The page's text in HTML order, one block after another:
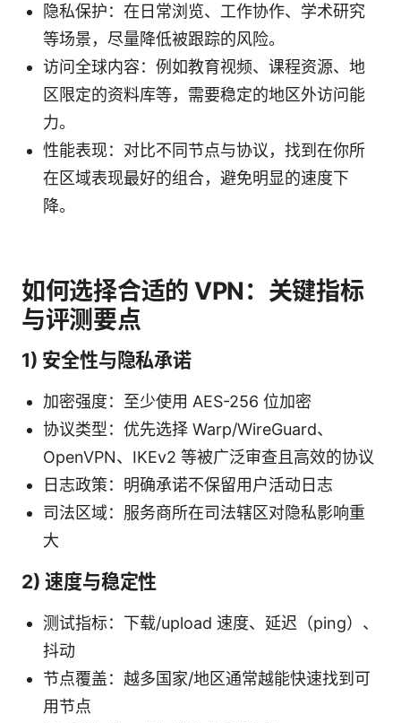
隐私保护：在日常浏览、工作协作、学术研究
等场景，尽量降低被跟踪的风险。
访问全球内容：例如教育视频、课程资源、地
区限定的资料库等，需要稳定的地区外访问能
力。
性能表现：对比不同节点与协议，找到在你所
在区域表现最好的组合，避免明显的速度下
降。
如何选择合适的 VPN：关键指标
与评测要点
1) 安全性与隐私承诺
加密强度：至少使用 AES-256 位加密
协议类型：优先选择 Warp/WireGuard、
OpenVPN、IKEv2 等被广泛审查且高效的协议
日志政策：明确承诺不保留用户活动日志
司法区域：服务商所在司法辖区对隐私影响重
大
2) 速度与稳定性
测试指标：下载/upload 速度、延迟（ping）、
抖动
节点覆盖：越多国家/地区通常越能快速找到可
用节点